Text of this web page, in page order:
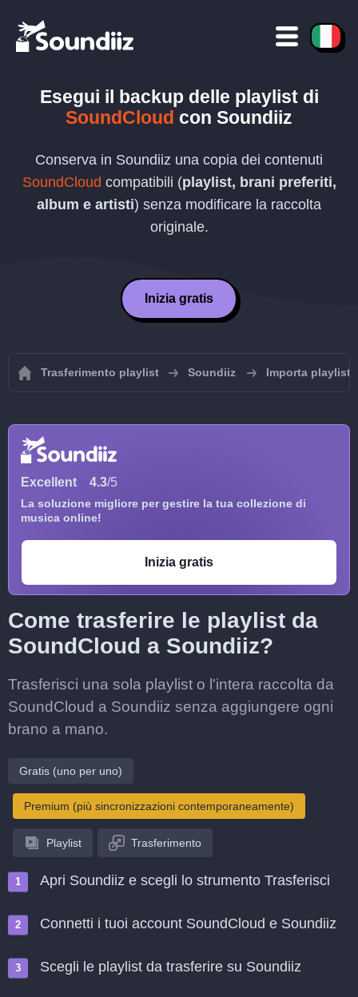
Esegui il backup delle playlist di
SoundCloud con Soundiiz
Conserva in Soundiiz una copia dei contenuti
SoundCloud compatibili (playlist, brani preferiti,
album e artisti) senza modificare la raccolta
originale.
Inizia gratis
Trasferimento playlist Soundiiz Importa playlist
Excellent 4.3/5
La soluzione migliore per gestire la tua collezione di
musica online!
Inizia gratis
Come trasferire le playlist da
SoundCloud a Soundiiz?
Trasferisci una sola playlist o l'intera raccolta da
SoundCloud a Soundiiz senza aggiungere ogni
brano a mano.
Gratis (uno per uno)
Premium (più sincronizzazioni contemporaneamente)
Playlist Trasferimento
Apri Soundiiz e scegli lo strumento Trasferisci
Connetti i tuoi account SoundCloud e Soundiiz
Scegli le playlist da trasferire su Soundiiz